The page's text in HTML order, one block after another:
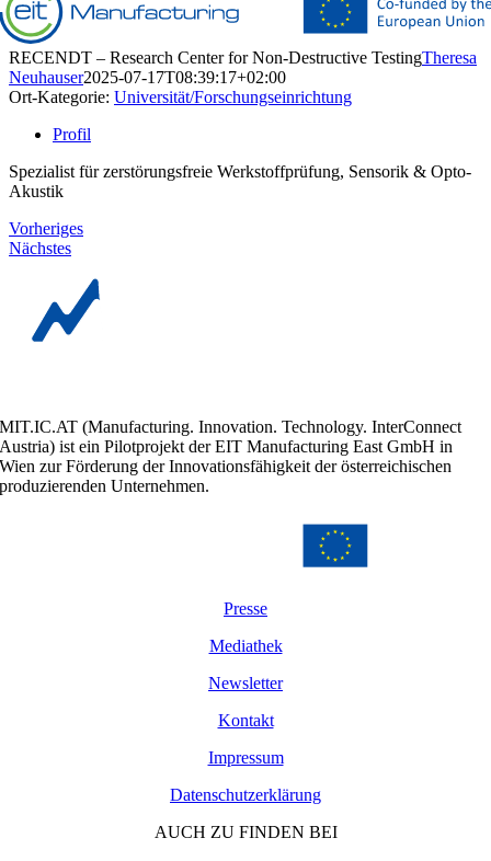
RECENDT – Research Center for Non-Destructive TestingTheresa
Neuhauser2025-07-17T08:39:17+02:00
Ort-Kategorie: Universität/Forschungseinrichtung
Profil
Spezialist für zerstörungsfreie Werkstoffprüfung, Sensorik & Opto-
Akustik
Vorheriges
Nächstes
MIT.IC.AT (Manufacturing. Innovation. Technology. InterConnect
Austria) ist ein Pilotprojekt der EIT Manufacturing East GmbH in
Wien zur Förderung der Innovationsfähigkeit der österreichischen
produzierenden Unternehmen.
Presse
Mediathek
Newsletter
Kontakt
Impressum
Datenschutzerklärung
AUCH ZU FINDEN BEI